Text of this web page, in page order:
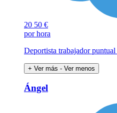
20 50 €
por hora
Deportista trabajador
+ Ver más - Ver menos
Ángel